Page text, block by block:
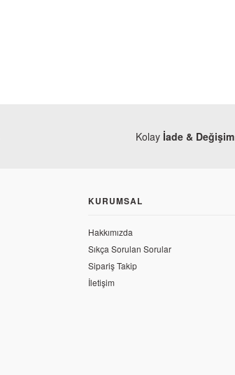
Kolay İade & Değişim
KURUMSAL
Hakkımızda
Sıkça Sorulan Sorular
Sipariş Takip
İletişim